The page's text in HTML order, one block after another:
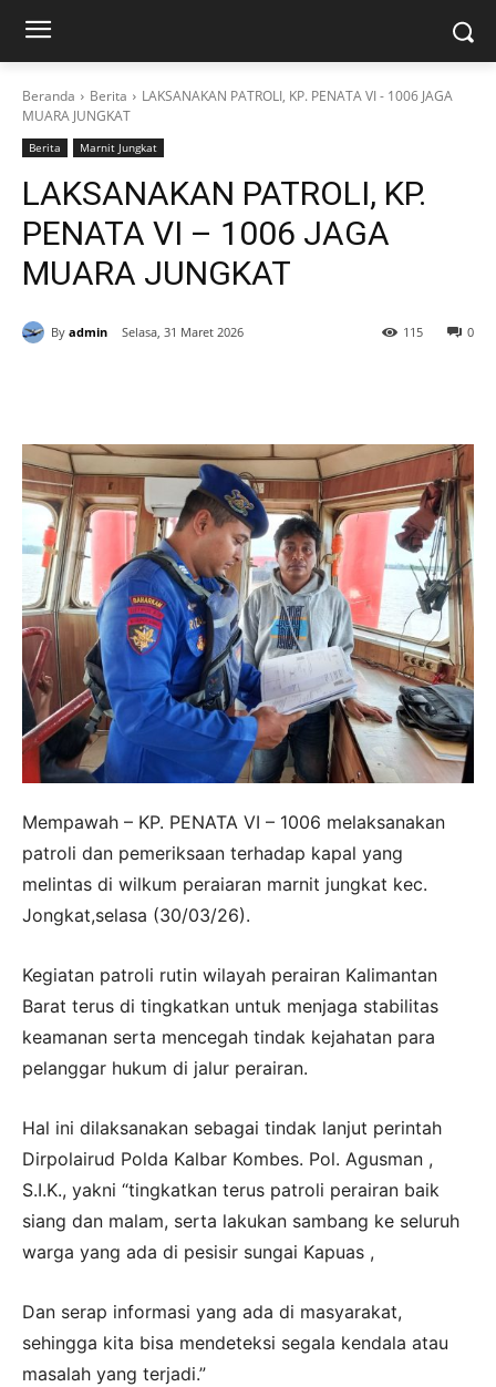
Beranda Berita
LAKSANAKAN PATROLI, KP. PENATA VI - 1006 JAGA
MUARA JUNGKAT
Berita Marnit Jungkat
LAKSANAKAN PATROLI, KP.
PENATA VI – 1006 JAGA
MUARA JUNGKAT
By admin Selasa, 31 Maret 2026 0
115
Mempawah – KP. PENATA VI – 1006 melaksanakan
patroli dan pemeriksaan terhadap kapal yang
melintas di wilkum peraiaran marnit jungkat kec.
Jongkat,selasa (30/03/26).
Kegiatan patroli rutin wilayah perairan Kalimantan
Barat terus di tingkatkan untuk menjaga stabilitas
keamanan serta mencegah tindak kejahatan para
pelanggar hukum di jalur perairan.
Hal ini dilaksanakan sebagai tindak lanjut perintah
Dirpolairud Polda Kalbar Kombes. Pol. Agusman ,
S.I.K., yakni “tingkatkan terus patroli perairan baik
siang dan malam, serta lakukan sambang ke seluruh
warga yang ada di pesisir sungai Kapuas ,
Dan serap informasi yang ada di masyarakat,
sehingga kita bisa mendeteksi segala kendala atau
masalah yang terjadi.”